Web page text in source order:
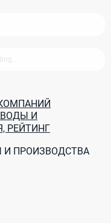
И
РЕЙТИНГ
ПРОИЗВОДСТВА